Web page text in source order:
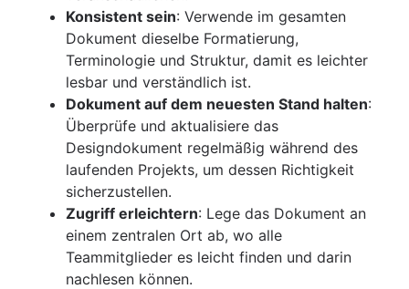
Konsistent sein: Verwende im gesamten
Dokument dieselbe Formatierung,
Terminologie und Struktur, damit es leichter
lesbar und verständlich ist.
Dokument auf dem neuesten Stand halten:
Überprüfe und aktualisiere das
Designdokument regelmäßig während des
laufenden Projekts, um dessen Richtigkeit
sicherzustellen.
Zugriff erleichtern: Lege das Dokument an
einem zentralen Ort ab, wo alle
Teammitglieder es leicht finden und darin
nachlesen können.